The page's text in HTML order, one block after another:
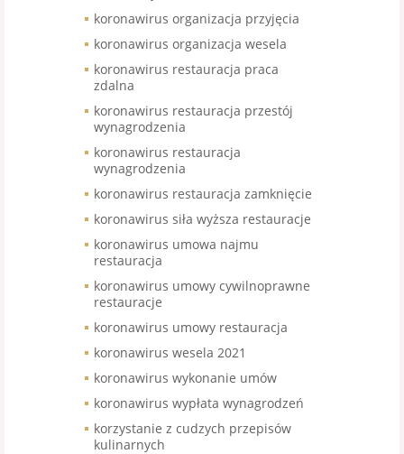
koronawirus organizacja przyjęcia
koronawirus organizacja wesela
koronawirus restauracja praca
zdalna
koronawirus restauracja przestój
wynagrodzenia
koronawirus restauracja
wynagrodzenia
koronawirus restauracja zamknięcie
koronawirus siła wyższa restauracje
koronawirus umowa najmu
restauracja
koronawirus umowy cywilnoprawne
restauracje
koronawirus umowy restauracja
koronawirus wesela 2021
koronawirus wykonanie umów
koronawirus wypłata wynagrodzeń
korzystanie z cudzych przepisów
kulinarnych